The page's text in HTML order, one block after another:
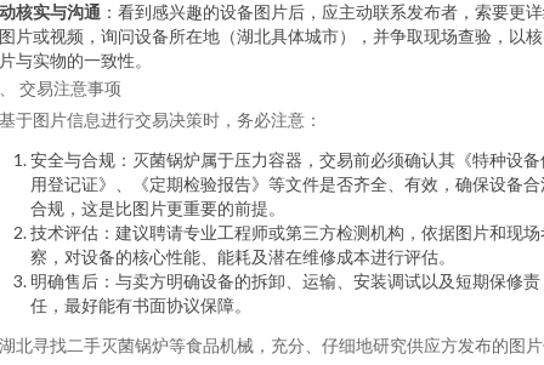
核实与沟通 ：看到感兴趣的设备图片后，应主动联系发布者，索要更
片或视频，询问设备所在地（湖北具体城市），并争取现场查验，以
与实物的一致性。
交易注意事项
于图片信息进行交易决策时，务必注意：
安全与合规：灭菌锅炉属于压力容器，交易前必须确认其《特种设备
用登记证》、《定期检验报告》等文件是否齐全、有效，确保设备合
合规，这是比图片更重要的前提。
技术评估：建议聘请专业工程师或第三方检测机构，依据图片和现场
察，对设备的核心性能、能耗及潜在维修成本进行评估。
明确售后：与卖方明确设备的拆卸、运输、安装调试以及短期保修责
任，最好能有书面协议保障。
北寻找二手灭菌锅炉等食品机械，充分、仔细地研究供应方发布的图